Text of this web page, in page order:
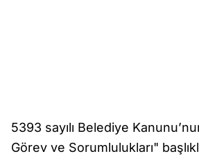
5393 sayılı Belediye
Görev ve Sorumlulukları"